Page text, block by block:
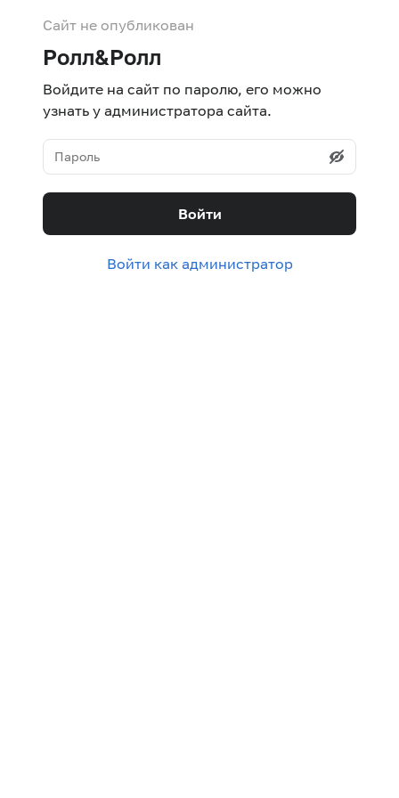
Сайт не опубликован
Ролл&Ролл
Войдите на сайт по паролю, его можно
узнать у администратора сайта.
Войти
Войти как администратор